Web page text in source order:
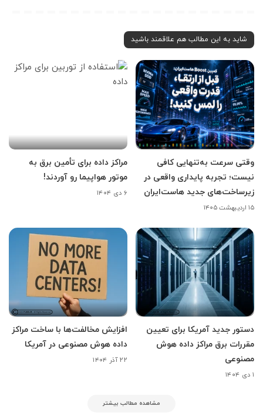
شاید به این مطالب هم علاقمند باشید
وقتی سرعت به‌تنهایی کافی
نیست؛ تجربه پایداری واقعی در
زیرساخت‌های جدید هاست‌ایران
۱۵ اردیبهشت ۱۴۰۵
مراکز داده برای تأمین برق به
موتور هواپیما رو آوردند!
۶ دی ۱۴۰۴
دستور جدید آمریکا برای تعیین
مقررات برق مراکز داده هوش
مصنوعی
۱ دی ۱۴۰۴
افزایش مخالفت‌ها با ساخت مراکز
داده هوش مصنوعی در آمریکا
۲۲ آذر ۱۴۰۴
مشاهده مطالب بیشتر